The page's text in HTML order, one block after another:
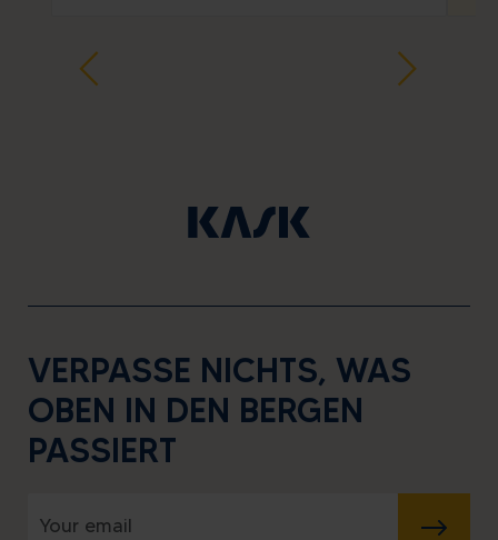
VERPASSE NICHTS, WAS
OBEN IN DEN BERGEN
PASSIERT
SENDEN